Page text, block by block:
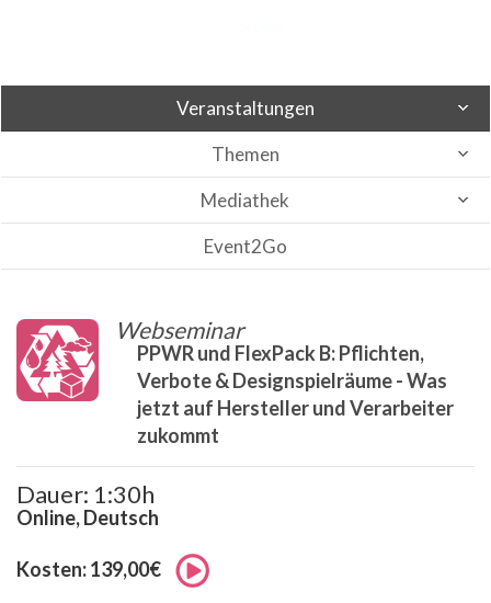
Veranstaltungen
Themen
Mediathek
Event2Go
Webseminar
PPWR und FlexPack B: Pflichten,
Verbote & Designspielräume - Was
jetzt auf Hersteller und Verarbeiter
zukommt
Dauer: 1:30h
Online, Deutsch
Kosten: 139,00€